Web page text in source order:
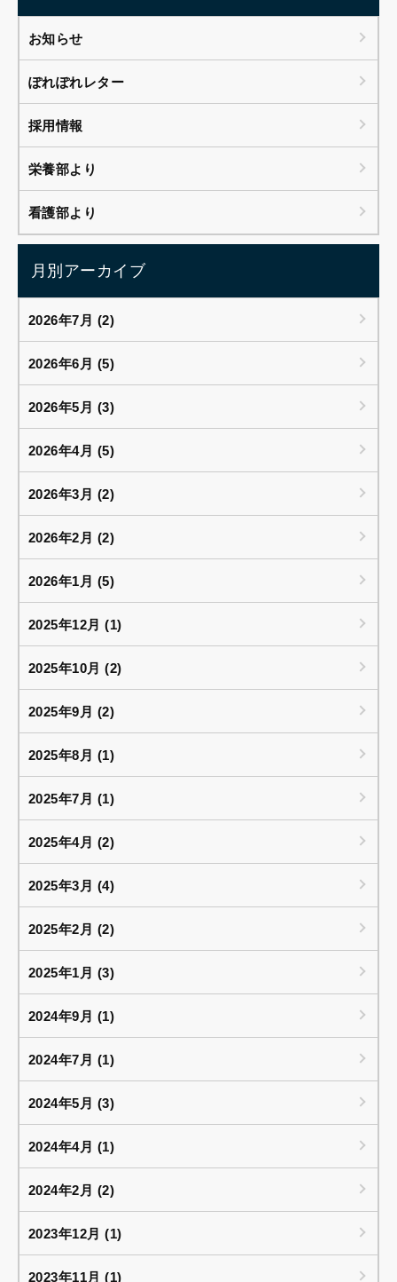
お知らせ
ぽれぽれレター
採用情報
栄養部より
看護部より
月別アーカイブ
2026年7月 (2)
2026年6月 (5)
2026年5月 (3)
2026年4月 (5)
2026年3月 (2)
2026年2月 (2)
2026年1月 (5)
2025年12月 (1)
2025年10月 (2)
2025年9月 (2)
2025年8月 (1)
2025年7月 (1)
2025年4月 (2)
2025年3月 (4)
2025年2月 (2)
2025年1月 (3)
2024年9月 (1)
2024年7月 (1)
2024年5月 (3)
2024年4月 (1)
2024年2月 (2)
2023年12月 (1)
2023年11月 (1)